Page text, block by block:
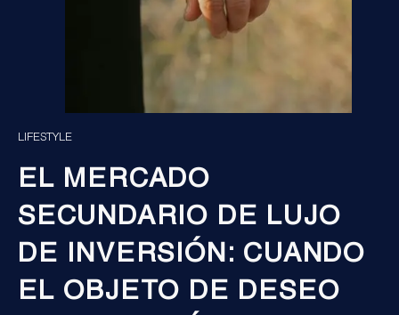
LIFESTYLE
EL MERCADO
SECUNDARIO DE LUJO
DE INVERSIÓN: CUANDO
EL OBJETO DE DESEO